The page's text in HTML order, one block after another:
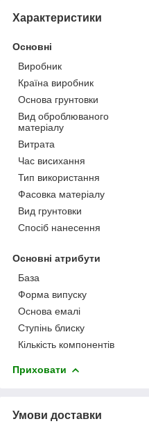
Характеристики
Основні
Виробник
Країна виробник
Основа грунтовки
Вид оброблюваного
матеріалу
Витрата
Час висихання
Тип використання
Фасовка матеріалу
Вид грунтовки
Спосіб нанесення
Основні атрибути
База
Форма випуску
Основа емалі
Ступінь блиску
Кількість компонентів
Приховати
Умови доставки